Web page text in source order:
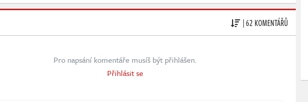
| 62 KOMENTÁŘŮ
Pro napsání komentáře musíš být přihlášen.
Přihlásit se